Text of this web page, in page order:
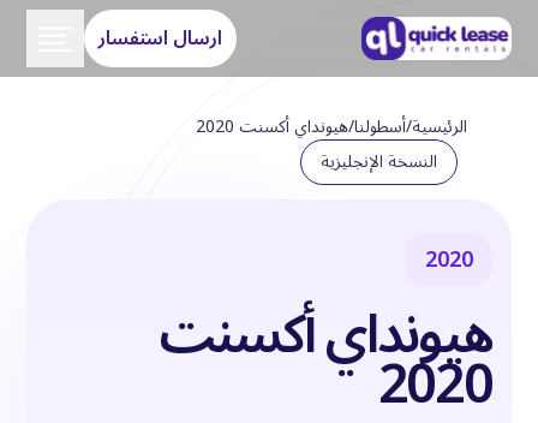
ارسال استفسار
الرئيسية/أسطولنا/هيونداي أكسنت 2020
النسخة الإنجليزية
2020
هيونداي أكسنت
2020